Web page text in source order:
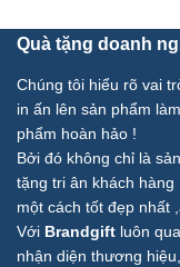
Quà tặng doanh
Chúng tôi hiểu rõ vai
in ấn lên sản phẩm
phẩm hoàn hảo !
Bởi đó không chỉ là
tặng tri ân khách
một cách tốt đẹp nhất
Với Brandgift luôn
nhận diện thương